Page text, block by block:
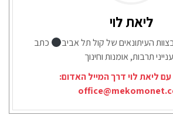
ליאת לוי
העיתונאים של קול תל אביב
כתב
תרבות, אומנות וחינוך
ליאת לוי דרך המייל האדום: